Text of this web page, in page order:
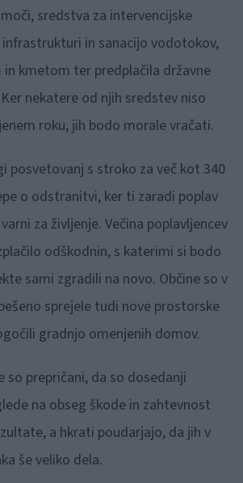
sredstva za intervencijske
infrastrukturi in sanacijo vodotokov,
kmetom ter predplačila državne
nekatere od njih sredstev niso
roku, jih bodo morale vračati.
posvetovanj s stroko za več kot 340
o odstranitvi, ker ti zaradi poplav
za življenje. Večina poplavljencev
odškodnin, s katerimi si bodo
sami zgradili na novo. Občine so v
sprejele tudi nove prostorske
gradnjo omenjenih domov.
so prepričani, da so dosedanji
na obseg škode in zahtevnost
a hkrati poudarjajo, da jih v
še veliko dela.